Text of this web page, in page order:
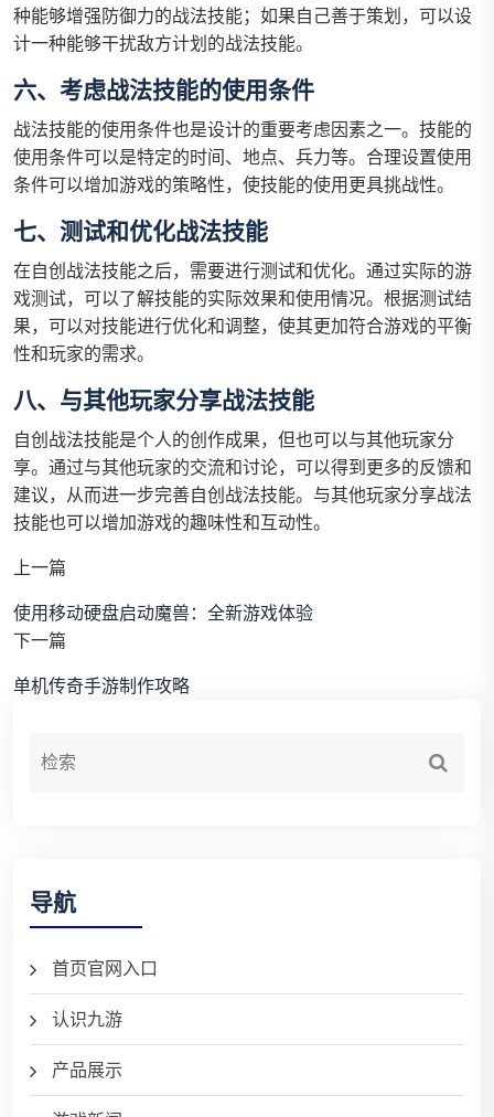
种能够增强防御力的战法技能；如果自己善于策划，可以设
计一种能够干扰敌方计划的战法技能。
六、考虑战法技能的使用条件
战法技能的使用条件也是设计的重要考虑因素之一。技能的
使用条件可以是特定的时间、地点、兵力等。合理设置使用
条件可以增加游戏的策略性，使技能的使用更具挑战性。
七、测试和优化战法技能
在自创战法技能之后，需要进行测试和优化。通过实际的游
戏测试，可以了解技能的实际效果和使用情况。根据测试结
果，可以对技能进行优化和调整，使其更加符合游戏的平衡
性和玩家的需求。
八、与其他玩家分享战法技能
自创战法技能是个人的创作成果，但也可以与其他玩家分
享。通过与其他玩家的交流和讨论，可以得到更多的反馈和
建议，从而进一步完善自创战法技能。与其他玩家分享战法
技能也可以增加游戏的趣味性和互动性。
上一篇
使用移动硬盘启动魔兽：全新游戏体验
下一篇
单机传奇手游制作攻略
导航
首页官网入口
认识九游
产品展示